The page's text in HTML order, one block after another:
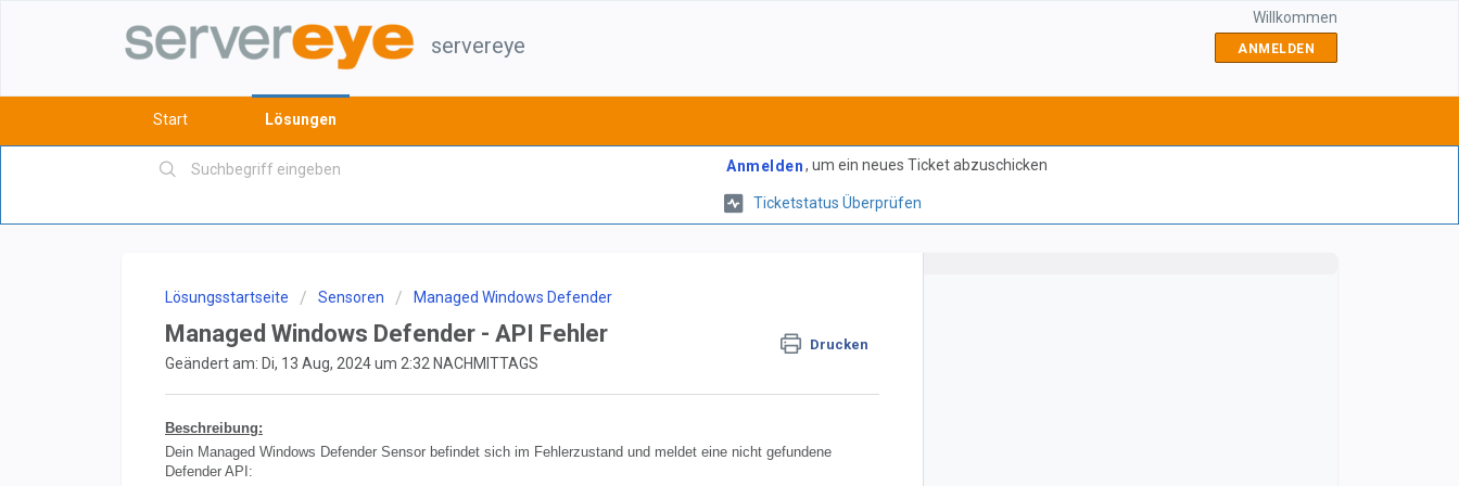
servereye
Willkommen
ANMELDEN
Start Lösungen
Anmelden, um ein neues Ticket abzuschicken
Ticketstatus Überprüfen
Lösungsstartseite Sensoren Managed Windows Defender
Managed Windows Defender - API Fehler Drucken
Geändert am: Di, 13 Aug, 2024 um 2:32 NACHMITTAGS
Beschreibung:
Dein Managed Windows Defender Sensor befindet sich im Fehlerzustand und meldet eine nicht gefundene
Defender API: